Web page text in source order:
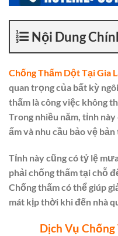
Nội Dung
Chống Thấm Dột Tại Gia
quan trọng của bất kỳ
thấm là công việc không
Trong nhiều năm, tỉnh
ẩm và nhu cầu bảo vệ
Tỉnh này cũng có tỷ lệ
phải chống thấm tại chỗ
Chống thấm có thể giúp
mát kịp thời khi đến nhà
Dịch Vụ